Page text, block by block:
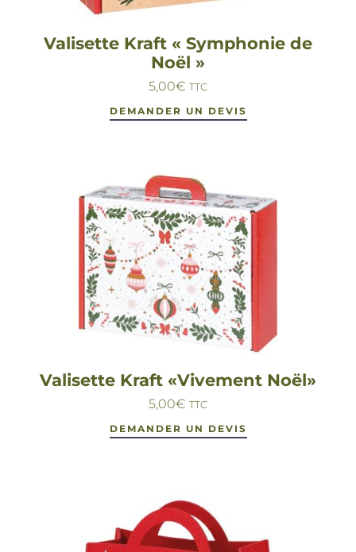
Valisette Kraft « Symphonie de
Noël »
5,00€ TTC
DEMANDER UN DEVIS
Valisette Kraft «Vivement Noël»
5,00€ TTC
DEMANDER UN DEVIS